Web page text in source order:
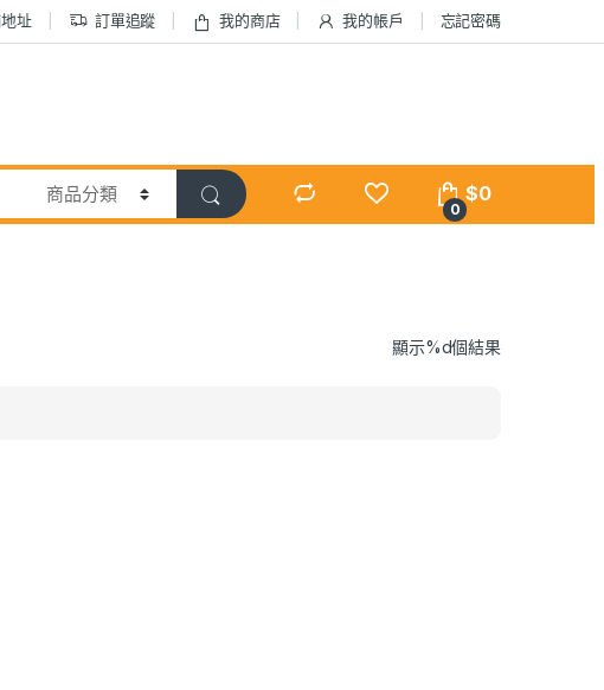
址 訂單追蹤 我的商店 我的帳戶 忘記密碼
0
$0
顯示%d個結果